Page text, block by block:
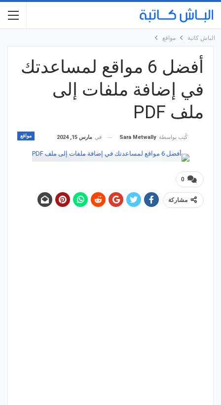
الباش كاتبة مواقع
أفضل 6 مواقع لمساعدتك
في إضافة ملفات إلى
ملف PDF
مواقع كُتِب بواسطة Sara Metwally في مارس 15, 2024
0
مشاركة